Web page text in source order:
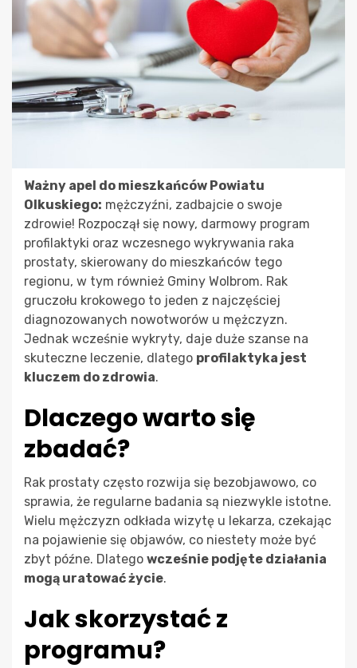
Ważny apel do mieszkańców Powiatu
Olkuskiego: mężczyźni, zadbajcie o swoje
zdrowie! Rozpoczął się nowy, darmowy program
profilaktyki oraz wczesnego wykrywania raka
prostaty, skierowany do mieszkańców tego
regionu, w tym również Gminy Wolbrom. Rak
gruczołu krokowego to jeden z najczęściej
diagnozowanych nowotworów u mężczyzn.
Jednak wcześnie wykryty, daje duże szanse na
skuteczne leczenie, dlatego profilaktyka jest
kluczem do zdrowia.
Dlaczego warto się
zbadać?
Rak prostaty często rozwija się bezobjawowo, co
sprawia, że regularne badania są niezwykle istotne.
Wielu mężczyzn odkłada wizytę u lekarza, czekając
na pojawienie się objawów, co niestety może być
zbyt późne. Dlatego wcześnie podjęte działania
mogą uratować życie.
Jak skorzystać z
programu?